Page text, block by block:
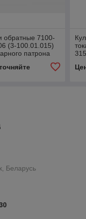
обратные 7100-
(3-100.01.015)
патрона
Беларусь